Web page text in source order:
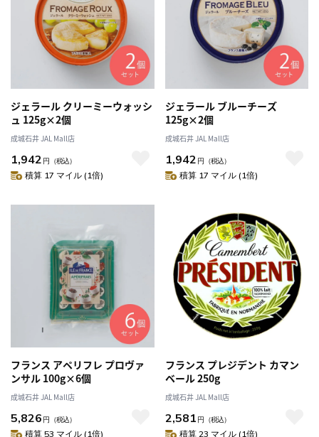
ジェラール クリーミーウォッシ
ュ 125g×2個
成城石井 JAL Mall店
1,942 円 （税込）
積算 17 マイル (1倍)
ジェラール ブルーチーズ
125g×2個
成城石井 JAL Mall店
1,942 円 （税込）
積算 17 マイル (1倍)
フランス アペリフレ プロヴァ
ンサル 100g×6個
成城石井 JAL Mall店
5,826 円 （税込）
積算 53 マイル (1倍)
フランス プレジデント カマン
ベール 250g
成城石井 JAL Mall店
2,581 円 （税込）
積算 23 マイル (1倍)